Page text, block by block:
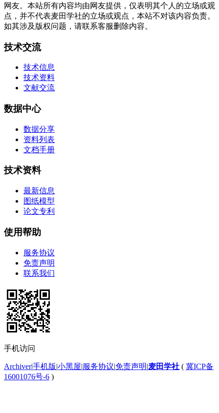
网友。本站所有内容均由网友提供，仅表明其个人的立场或观
点，并不代表麦田学社的立场或观点，本站不对该内容负责。
如其涉及版权问题，请联系客服删除内容。
技术交流
技术信息
技术资料
文献交流
数据中心
数据分享
资料列表
文档手册
技术资料
最新信息
图纸模型
论文专利
使用帮助
服务协议
免责声明
联系我们
手机访问
Archiver|手机版|小黑屋|服务协议|免责声明|麦田学社 ( 冀ICP备
16001076号-6 )